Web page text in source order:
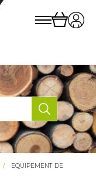
EQUIPEMENT DE